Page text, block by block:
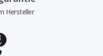
Hersteller